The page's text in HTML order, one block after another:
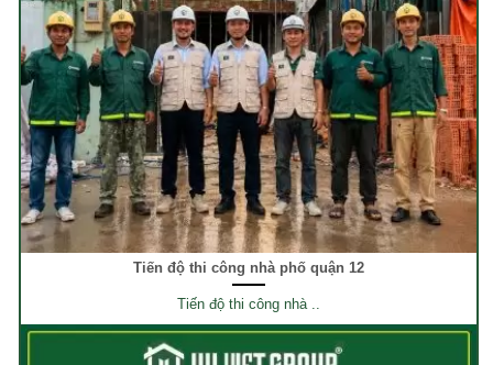
Tiến độ thi công nhà phố quận 12
Tiến độ thi công nhà ..